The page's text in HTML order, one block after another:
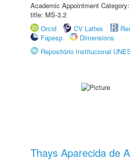
Academic Appointment
title: MS-3.2
Orcid
CV Lattes
Fapesp
Dimensions
Repositório Institucional
Thays Aparecida de